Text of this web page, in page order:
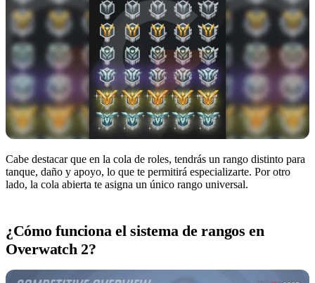
Cabe destacar que en la cola de roles, tendrás un rango distinto para
tanque, daño y apoyo, lo que te permitirá especializarte. Por otro
lado, la cola abierta te asigna un único rango universal.
¿Cómo funciona el sistema de rangos en
Overwatch 2?